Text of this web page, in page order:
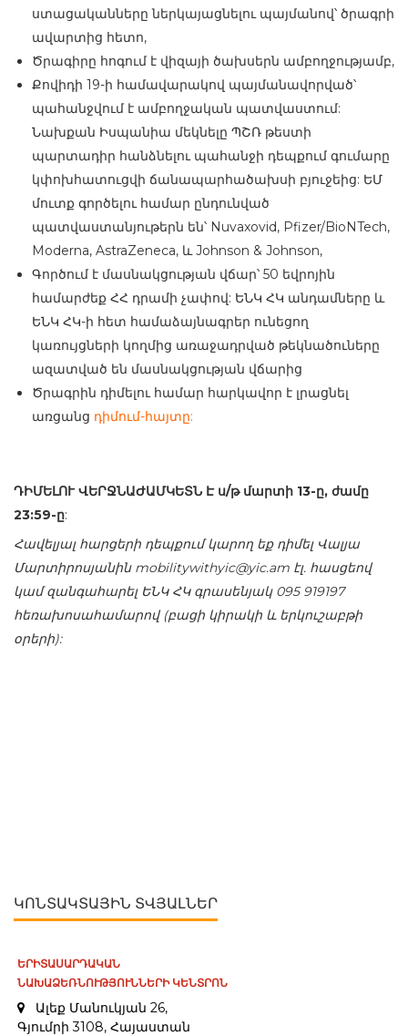
ստացականները ներկայացնելու պայմանով՝ ծրագրի
ավարտից հետո,
Ծրագիրը հոգում է վիզայի ծախսերն ամբողջությամբ,
Քովիդի 19-ի համավարակով պայմանավորված՝
պահանջվում է ամբողջական պատվաստում:
Նախքան Իսպանիա մեկնելը ՊՇՌ թեստի
պարտադիր հանձնելու պահանջի դեպքում գումարը
կփոխհատուցվի ճանապարհածախսի բյուջեից: ԵՄ
մուտք գործելու համար ընդունված
պատվաստանյութերն են՝ Nuvaxovid, Pfizer/BioNTech,
Moderna, AstraZeneca, և Johnson & Johnson,
Գործում է մասնակցության վճար՝ 50 եվրոյին
համարժեք ՀՀ դրամի չափով: ԵՆԿ ՀԿ անդամները և
ԵՆԿ ՀԿ-ի հետ համաձայնագրեր ունեցող
կառույցների կողմից առաջադրված թեկնածուները
ազատված են մասնակցության վճարից
Ծրագրին դիմելու համար հարկավոր է լրացնել
առցանց դիմում-հայտը:
ԴԻՄԵԼՈՒ ՎԵՐՋՆԱԺԱՄԿԵՏՆ Է ս/թմարտի 13-ը, ժամը
23:59-ը:
Հավելյալ հարցերի դեպքում կարող եք դիմել Վալյա
Մարտիրոսյանին mobilitywithyic@yic.am էլ. հասցեով
կամ զանգահարել ԵՆԿ ՀԿ գրասենյակ 095 919197
հեռախոսահամարով (բացի կիրակի և երկուշաբթի
օրերի):
ԿՈՆՏԱԿՏԱՅԻՆ ՏՎՅԱԼՆԵՐ
ԵՐԻՏԱՍԱՐԴԱԿԱՆ
ՆԱԽԱՁԵՌՆՈՒԹՅՈՒՆՆԵՐԻ ԿԵՆՏՐՈՆ
Ալեք Մանուկյան 26,
Գյումրի 3108, Հայաստան